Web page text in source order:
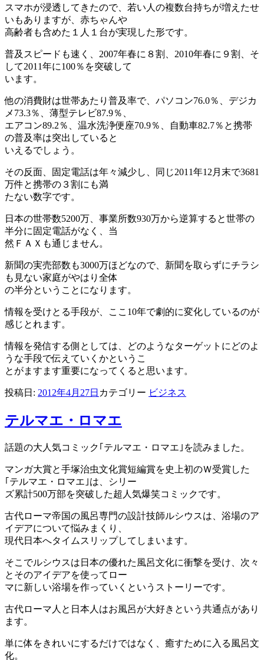
スマホが浸透してきたので、若い人の複数台持ちが増えたせ
いもありますが、赤ちゃんや
高齢者も含めた１人１台が実現した形です。
普及スピードも速く、2007年春に８割、2010年春に９割、そ
して2011年に100％を突破して
います。
他の消費財は世帯あたり普及率で、パソコン76.0％、デジカ
メ73.3％、薄型テレビ87.9％、
エアコン89.2％、温水洗浄便座70.9％、自動車82.7％と携帯
の普及率は突出していると
いえるでしょう。
その反面、固定電話は年々減少し、同じ2011年12月末で3681
万件と携帯の３割にも満
たない数字です。
日本の世帯数5200万、事業所数930万から逆算すると世帯の
半分に固定電話がなく、当
然ＦＡＸも通じません。
新聞の実売部数も3000万ほどなので、新聞を取らずにチラシ
も見ない家庭がやはり全体
の半分ということになります。
情報を受けとる手段が、ここ10年で劇的に変化しているのが
感じとれます。
情報を発信する側としては、どのようなターゲットにどのよ
うな手段で伝えていくかというこ
とがますます重要になってくると思います。
投稿日: 2012年4月27日 カテゴリー ビジネス
テルマエ・ロマエ
話題の大人気コミック｢テルマエ・ロマエ｣を読みました。
マンガ大賞と手塚治虫文化賞短編賞を史上初のＷ受賞した
｢テルマエ・ロマエ｣は、シリー
ズ累計500万部を突破した超人気爆笑コミックです。
古代ローマ帝国の風呂専門の設計技師ルシウスは、浴場のア
イデアについて悩みまくり、
現代日本へタイムスリップしてしまいます。
そこでルシウスは日本の優れた風呂文化に衝撃を受け、次々
とそのアイデアを使ってロー
マに新しい浴場を作っていくというストーリーです。
古代ローマ人と日本人はお風呂が大好きという共通点があり
ます。
単に体をきれいにするだけではなく、癒すために入る風呂文
化。